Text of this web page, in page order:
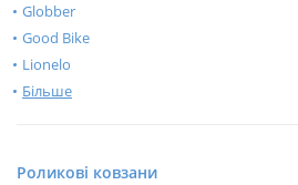
Globber
Good Bike
Lionelo
Більше
Роликові ковзани